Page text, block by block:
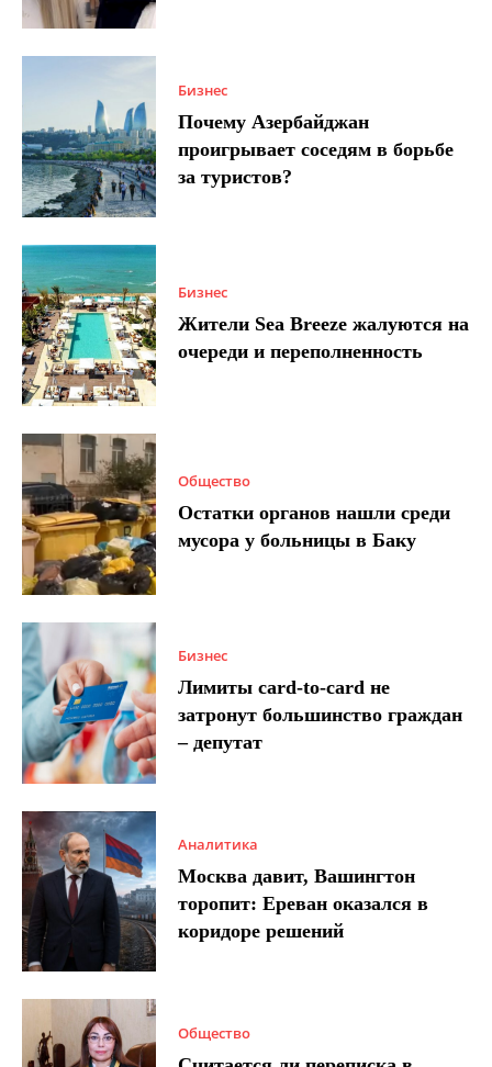
Бизнес
Почему Азербайджан
проигрывает соседям в борьбе
за туристов?
Бизнес
Жители Sea Breeze жалуются на
очереди и переполненность
Общество
Остатки органов нашли среди
мусора у больницы в Баку
Бизнес
Лимиты card-to-card не
затронут большинство граждан
– депутат
Аналитика
Москва давит, Вашингтон
торопит: Ереван оказался в
коридоре решений
Общество